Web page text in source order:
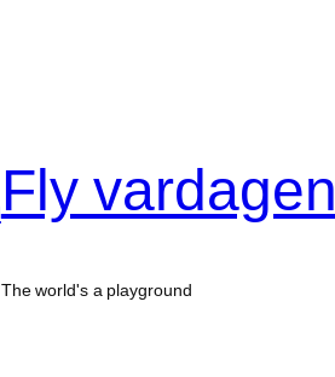
Fly vardagen
The world's a playground